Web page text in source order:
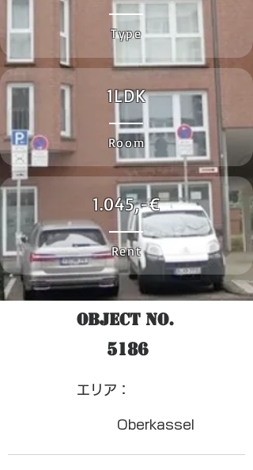
Type
1LDK
Room
1.045,-€
Rent
Object No.
5186
​エリア：
Oberkassel